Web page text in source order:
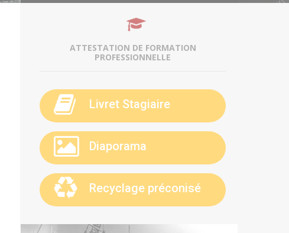
ATTESTATION DE FORMATION
PROFESSIONNELLE
Livret Stagiaire
Diaporama
Recyclage préconisé